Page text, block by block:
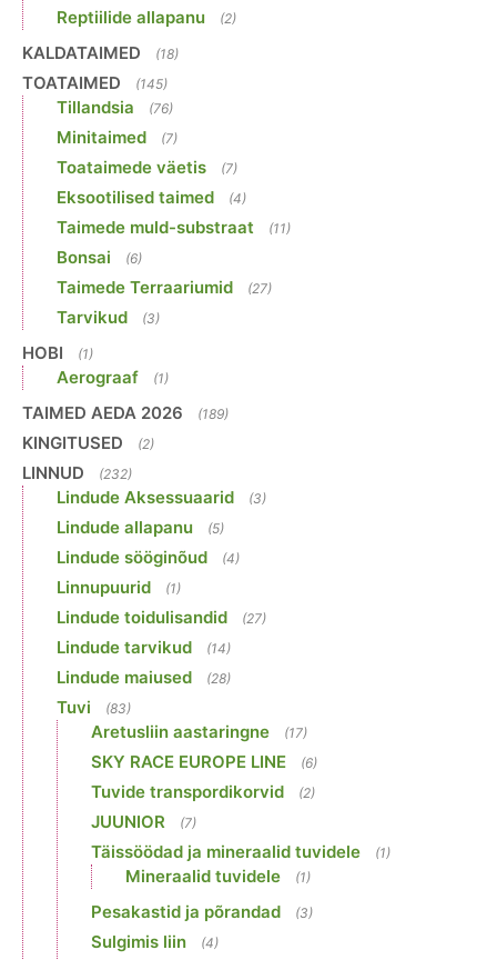
Reptiilide allapanu (2)
KALDATAIMED (18)
TOATAIMED (145)
Tillandsia (76)
Minitaimed (7)
Toataimede väetis (7)
Eksootilised taimed (4)
Taimede muld-substraat (11)
Bonsai (6)
Taimede Terraariumid (27)
Tarvikud (3)
HOBI (1)
Aerograaf (1)
TAIMED AEDA 2026 (189)
KINGITUSED (2)
LINNUD (232)
Lindude Aksessuaarid (3)
Lindude allapanu (5)
Lindude sööginõud (4)
Linnupuurid (1)
Lindude toidulisandid (27)
Lindude tarvikud (14)
Lindude maiused (28)
Tuvi (83)
Aretusliin aastaringne (17)
SKY RACE EUROPE LINE (6)
Tuvide transpordikorvid (2)
JUUNIOR (7)
Täissöödad ja mineraalid tuvidele (1)
Mineraalid tuvidele (1)
Pesakastid ja põrandad (3)
Sulgimis liin (4)